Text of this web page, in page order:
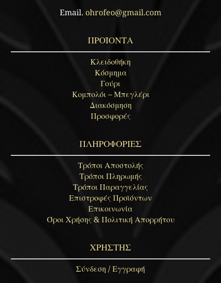
Email. ohrofeo@gmail.com
ΠΡΟΪΟΝΤΑ
Κλειδοθήκη
Κόσμημα
Γούρι
Κομπολόι – Μπεγλέρι
Διακόσμηση
Προσφορές
ΠΛΗΡΟΦΟΡΙΕΣ
Τρόποι Αποστολής
Τρόποι Πληρωμής
Τρόποι Παραγγελίας
Επιστροφές Προϊόντων
Επικοινωνία
Όροι Χρήσης & Πολιτική Απορρήτου
ΧΡΗΣΤΗΣ
Σύνδεση / Εγγραφή